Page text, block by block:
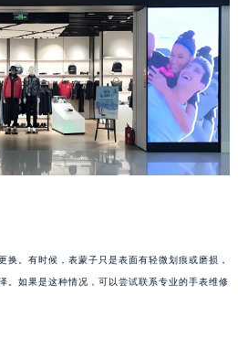
换。有时候，表蒙子只是表面有轻微划痕或磨损，
。如果是这种情况，可以尝试联系专业的手表维修